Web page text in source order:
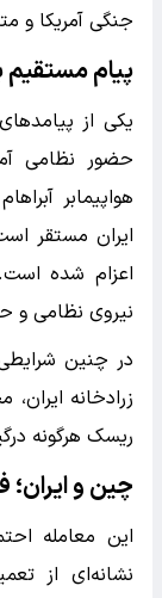
جنگی آمریکا و
پیام مستقیم
یکی از
حضور نظامی
هواپیمابر
ایران مستقر
اعزام شده
نیروی نظامی و حدود ۱۵۰ فروند هواپیما را
در چنین
زرادخانه
ریسک هرگونه
چین و ایران؛
این معامله
نشانه‌ای از